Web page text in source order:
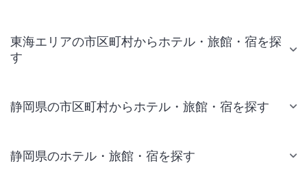
東海エリアの市区町村からホテル・旅館・宿を探
す
静岡県の市区町村からホテル・旅館・宿を探す
静岡県のホテル・旅館・宿を探す